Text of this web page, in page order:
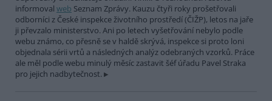
informoval web Seznam Zprávy. Kauzu čtyři roky prošetřovali
odborníci z České inspekce životního prostředí (ČIŽP), letos na jaře
ji převzalo ministerstvo. Ani po letech vyšetřování nebylo podle
webu známo, co přesně se v haldě skrývá, inspekce si proto loni
objednala sérii vrtů a následných analýz odebraných vzorků. Práce
ale měl podle webu minulý měsíc zastavit šéf úřadu Pavel Straka
pro jejich nadbytečnost.